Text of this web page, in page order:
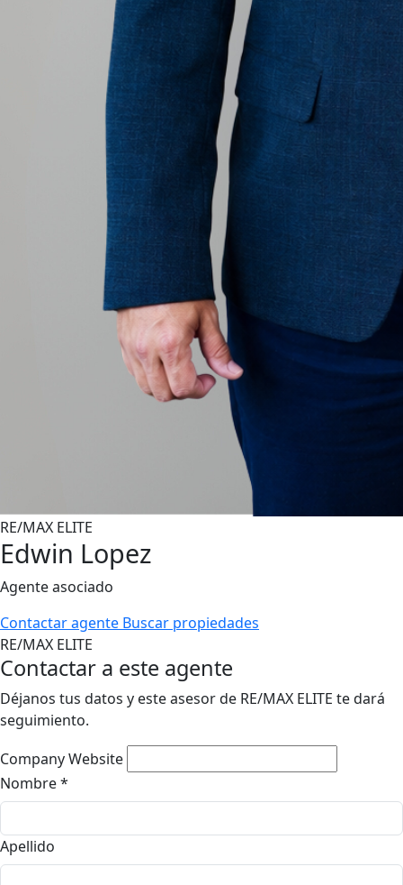
RE/MAX ELITE
Edwin Lopez
Agente asociado
Contactar agente Buscar propiedades
RE/MAX ELITE
Contactar a este agente
Déjanos tus datos y este asesor de RE/MAX ELITE te dará
seguimiento.
Company Website
Nombre*
Apellido